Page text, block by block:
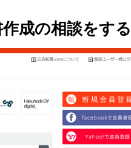
成の相談をする